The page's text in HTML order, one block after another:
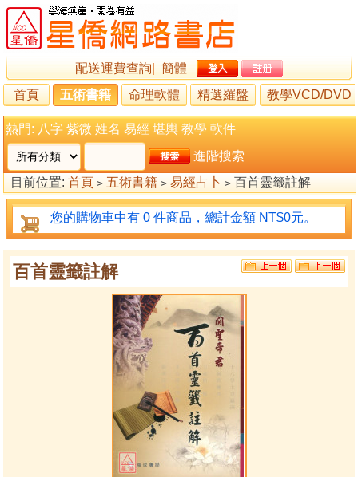
配送運費查詢
簡體
首頁
五術書籍 命理軟體 精選羅盤 教學VCD/DVD
熱門: 八字 紫微 姓名 易經 堪輿 教學 軟件
進階搜索
目前位置: 首頁 > 五術書籍 > 易經占卜 > 百首靈籤註解
您的購物車中有 0 件商品，總計金額 NT$0元。
百首靈籤註解